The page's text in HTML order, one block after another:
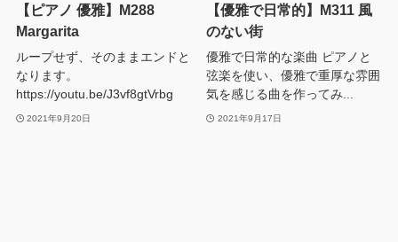
【ピアノ 優雅】M288
Margarita
ループせず、そのままエンドと
なります。
https://youtu.be/J3vf8gtVrbg
2021年9月20日
【優雅で日常的】M311 風
のない街
優雅で日常的な楽曲 ピアノと
弦楽を使い、優雅で重厚な雰囲
気を感じる曲を作ってみ...
2021年9月17日